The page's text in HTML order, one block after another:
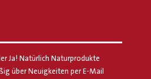
Ja! Natürlich Naturprodukte
über Neuigkeiten per E-Mail